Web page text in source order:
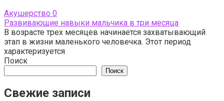
Акушерство 0
Развивающие навыки мальчика в три месяца
В возрасте трех месяцев начинается захватывающий
этап в жизни маленького человечка. Этот период
характеризуется
Поиск
Поиск
Свежие записи